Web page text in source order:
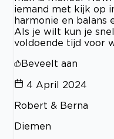
iemand met kijk op
harmonie en balans
Als je wilt kun je
voldoende tijd voor
Beveelt aan
4 April 2024
Robert & Berna
Diemen